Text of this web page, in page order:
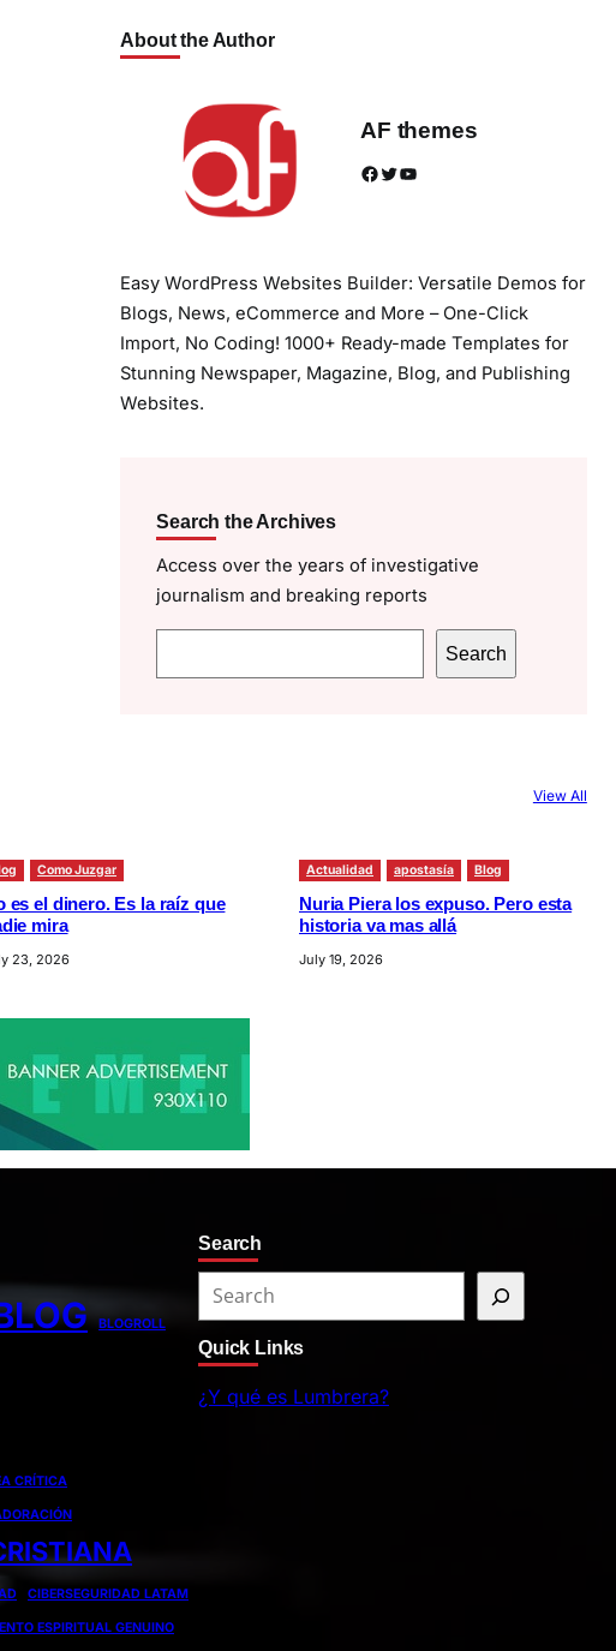
About the Author
AF themes
Facebook Twitter YouTube
Easy WordPress Websites Builder: Versatile Demos for
Blogs, News, eCommerce and More – One-Click
Import, No Coding! 1000+ Ready-made Templates for
Stunning Newspaper, Magazine, Blog, and Publishing
Websites.
Search the Archives
Access over the years of investigative
journalism and breaking reports
e
Search
View All
Como Juzgar
es el dinero. Es la raíz que
mira
23, 2026
Actualidad apostasía Blog
Nuria Piera los expuso. Pero esta
historia va mas allá
July 19, 2026
BLOGROLL
CRÍTICA
CIBERSEGURIDAD LATAM
ESPIRITUAL GENUINO
Search
e
a
r
Quick Links
¿Y qué es Lumbrera?